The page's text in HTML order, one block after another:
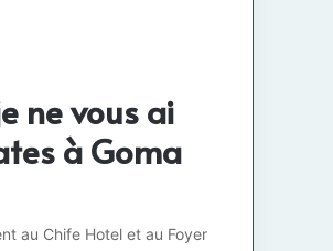
ne vous ai
à Goma
au Chife Hotel et au Foyer